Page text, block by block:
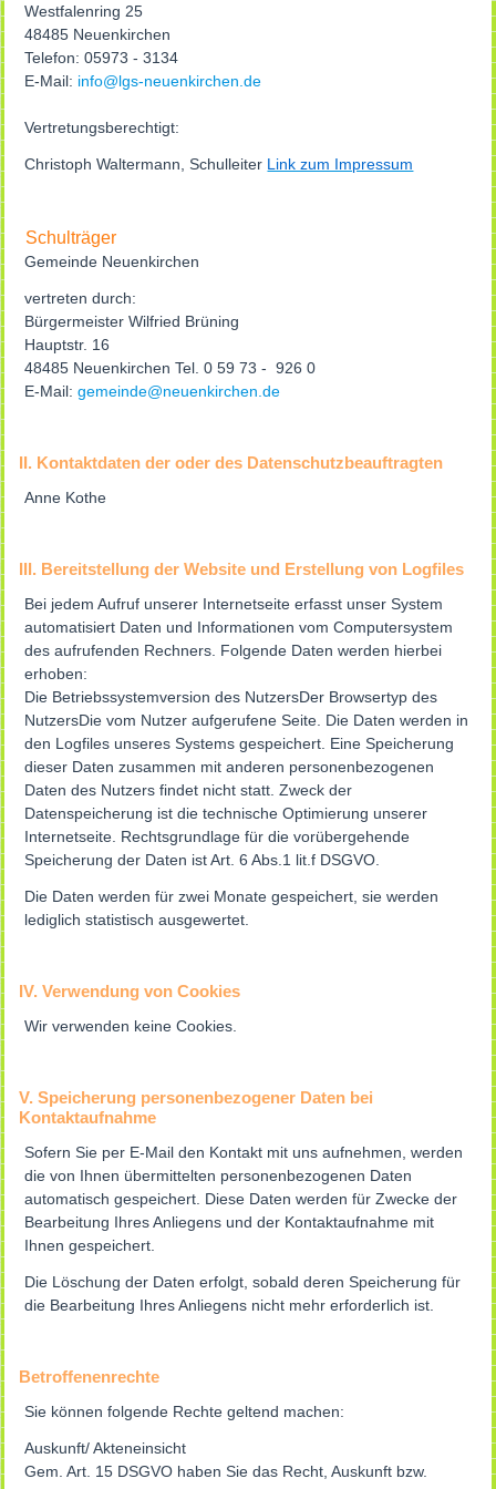
Westfalenring 25
48485 Neuenkirchen
Telefon: 05973 - 3134
E-Mail: info@lgs-neuenkirchen.de
Vertretungsberechtigt:
Christoph Waltermann, Schulleiter Link zum Impressum
Schulträger
Gemeinde Neuenkirchen
vertreten durch:
Bürgermeister Wilfried Brüning
Hauptstr. 16
48485 Neuenkirchen Tel. 0 59 73 - 926 0
E-Mail:gemeinde@neuenkirchen.de
II. Kontaktdaten der oder des Datenschutzbeauftragten
Anne Kothe
III. Bereitstellung der Website und Erstellung von Logfiles
Bei jedem Aufruf unserer Internetseite erfasst unser System
automatisiert Daten und Informationen vom Computersystem
des aufrufenden Rechners. Folgende Daten werden hierbei
erhoben:
Die Betriebssystemversion des NutzersDer Browsertyp des
NutzersDie vom Nutzer aufgerufene Seite. Die Daten werden in
den Logfiles unseres Systems gespeichert. Eine Speicherung
dieser Daten zusammen mit anderen personenbezogenen
Daten des Nutzers findet nicht statt. Zweck der
Datenspeicherung ist die technische Optimierung unserer
Internetseite. Rechtsgrundlage für die vorübergehende
Speicherung der Daten ist Art. 6 Abs.1 lit.f DSGVO.
Die Daten werden für zwei Monate gespeichert, sie werden
lediglich statistisch ausgewertet.
IV. Verwendung von Cookies
Wir verwenden keine Cookies.
V. Speicherung personenbezogener Daten bei
Kontaktaufnahme
Sofern Sie per E-Mail den Kontakt mit uns aufnehmen, werden
die von Ihnen übermittelten personenbezogenen Daten
automatisch gespeichert. Diese Daten werden für Zwecke der
Bearbeitung Ihres Anliegens und der Kontaktaufnahme mit
Ihnen gespeichert.
Die Löschung der Daten erfolgt, sobald deren Speicherung für
die Bearbeitung Ihres Anliegens nicht mehr erforderlich ist.
Betroffenenrechte
Sie können folgende Rechte geltend machen:
Auskunft/ Akteneinsicht
Gem. Art. 15 DSGVO haben Sie das Recht, Auskunft bzw.